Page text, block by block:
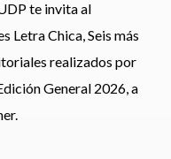
te invita al
Letra Chica, Seis más
realizados por
General 2026, a